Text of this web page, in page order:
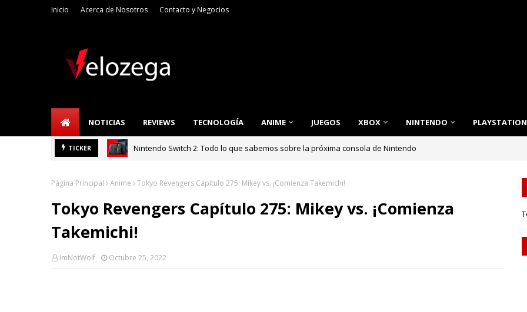
Inicio Acerca de Nosotros Contacto y Negocios
NOTICIAS REVIEWS TECNOLOGÍA ANIME JUEGOS XBOX NINTENDO PLAYSTATION
TICKER TECNOLOGÍA Refrigerador LG: Innovación, Estilo y Eficiencia para tu Hogar
Página Principal Anime Tokyo Revengers Capítulo 275: Mikey vs. ¡Comienza Takemichi!
Tokyo Revengers Capítulo 275: Mikey vs. ¡Comienza
Takemichi!
ImNotWolf Octubre 25, 2022